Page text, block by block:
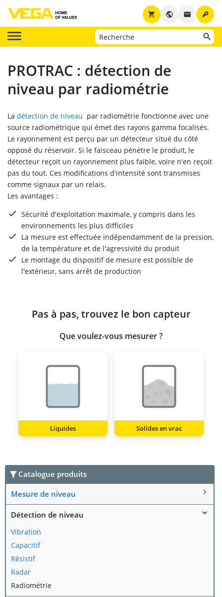
key
email
public
shopping_cart
PROTRAC : détection de
niveau par radiométrie
La détection de niveau par radiométrie fonctionne avec une
source radiométrique qui émet des rayons gamma focalisés.
Le rayonnement est perçu par un détecteur situé du côté
opposé du réservoir. Si le faisceau pénètre le produit, le
détecteur reçoit un rayonnement plus faible, voire n'en reçoit
pas du tout. Ces modifications d'intensité sont transmises
comme signaux par un relais.
Les avantages :
Sécurité d'exploitation maximale, y compris dans les
environnements les plus difficiles
La mesure est effectuée indépendamment de la pression,
de la température et de l'agressivité du produit
Le montage du dispositif de mesure est possible de
l'extérieur, sans arrêt de production
Pas à pas, trouvez le bon capteur
Que voulez-vous mesurer ?
Liquides Solides en vrac
Catalogue produits
Mesure de niveau
Détection de niveau
Vibration
Capacitif
Résistif
Radar
Radiométrie